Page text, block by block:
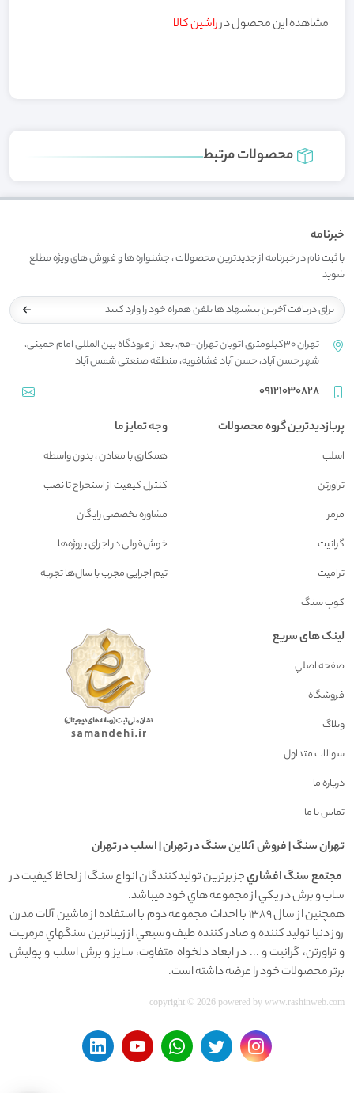
مشاهده این محصول درراشین کالا
محصولات مرتبط
خبرنامه
با ثبت نام در خبرنامه از جدیدترین محصولات ، جشنواره ها و فروش های ویژه مطلع
شوید
تهران 30کیلومتری اتوبان تهران-قم، بعد از فرودگاه بین المللی امام خمینی،
شهر حسن آباد، حسن آباد فشافویه، منطقه صنعتی شمس آباد
09121030828
پربازدیدترین گروه محصولات
اسلب
تراورتن
مرمر
گرانیت
ترامیت
کوپ سنگ
وجه تمایز ما
همکاری با معادن ، بدون واسطه
کنترل کیفیت از استخراج تا نصب
مشاوره تخصصی رایگان
خوش‌قولی در اجرای پروژه‌ها
تیم اجرایی مجرب با سال‌ها تجربه
لینک های سریع
صفحه اصلي
فروشگاه
وبلاگ
سوالات متداول
درباره ما
تماس با ما
تهران سنگ | فروش آنلاين سنگ در تهران | اسلب در تهران
مجتمع سنگ افشاريجز برترين توليدکنندگان انواع سنگ از لحاظ کيفيت در
ساب و برش در يکي از مجموعه هاي خود ميباشد.
همچنين از سال 1389 با احداث مجموعه دوم با استفاده از ماشين آلات مدرن
روز دنيا توليد کننده و صادر کننده طيف وسيعي از زيباترين سنگهاي مرمريت
و تراورتن، گرانيت و ... در ابعاد دلخواه متفاوت، سايز و برش اسلب و پوليش
برتر محصولات خود را عرضه داشته است.
copyright © 2026 powered by www.rashinweb.com